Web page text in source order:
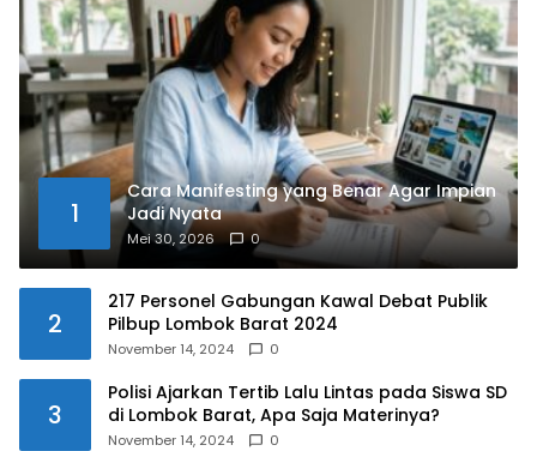
1
Cara Manifesting yang Benar Agar Impian
Jadi Nyata
Mei 30, 2026 0
2
217 Personel Gabungan Kawal Debat Publik
Pilbup Lombok Barat 2024
November 14, 2024 0
3
Polisi Ajarkan Tertib Lalu Lintas pada Siswa SD
di Lombok Barat, Apa Saja Materinya?
November 14, 2024 0